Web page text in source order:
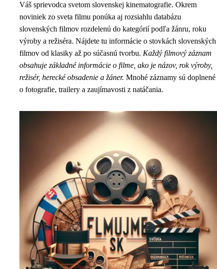
Váš sprievodca svetom slovenskej kinematografie. Okrem
noviniek zo sveta filmu ponúka aj rozsiahlu databázu
slovenských filmov rozdelenú do kategórií podľa žánru, roku
výroby a režiséra. Nájdete tu informácie o stovkách slovenských
filmov od klasiky až po súčasnú tvorbu. Každý filmový záznam
obsahuje základné informácie o filme, ako je názov, rok výroby,
režisér, herecké obsadenie a žáner. Mnohé záznamy sú doplnené
o fotografie, trailery a zaujímavosti z natáčania.